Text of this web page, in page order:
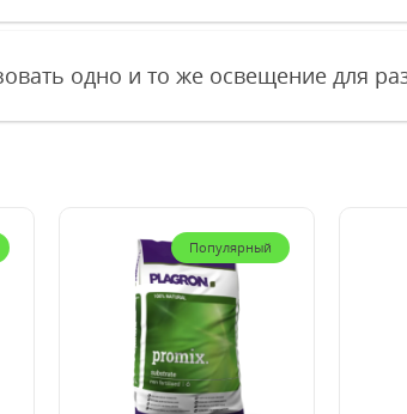
одно и то же освещение для
Популярный